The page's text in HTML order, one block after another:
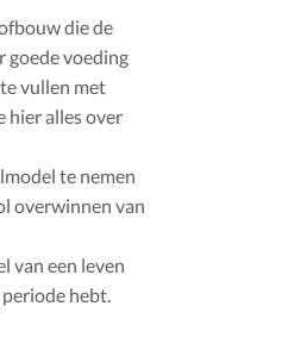
die de
goede voeding
vullen met
hier alles over
te nemen
overwinnen van
van een leven
hebt.